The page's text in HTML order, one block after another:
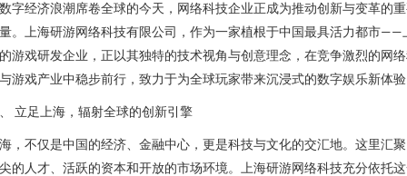
字经济浪潮席卷全球的今天，网络科技企业正成为推动创新与变革的
。上海研游网络科技有限公司，作为一家植根于中国最具活力都市——
游戏研发企业，正以其独特的技术视角与创意理念，在竞争激烈的网
游戏产业中稳步前行，致力于为全球玩家带来沉浸式的数字娱乐新体
立足上海，辐射全球的创新引擎
，不仅是中国的经济、金融中心，更是科技与文化的交汇地。这里汇
的人才、活跃的资本和开放的市场环境。上海研游网络科技充分依托